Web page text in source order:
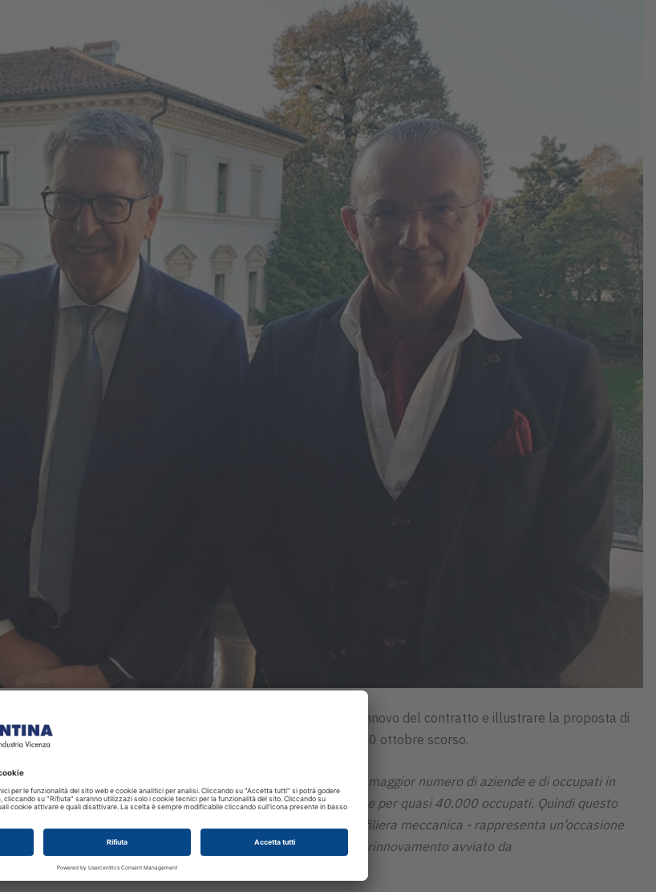
per un aggiornamento sullo stato della trattativa di rinnovo del contratto e illustrare la proposta di
Sindacali durante l’ultima riunione plenaria del 10 ottobre scorso.
di Confindustria Vicenza:
“Stiamo parlando del settore con il maggior numero di aziende e di occupati in
Vicenza contiamo oltre 500 aziende nella nostra Sezione per quasi 40.000 occupati. Quindi questo
giusto per sottolineare quanto, nel territorio, valga la filiera meccanica - rappresenta un’occasione
sul contesto economico in cui si pone il percorso di rinnovamento avviato da
avviato con le stesse organizzazioni sindacali”.